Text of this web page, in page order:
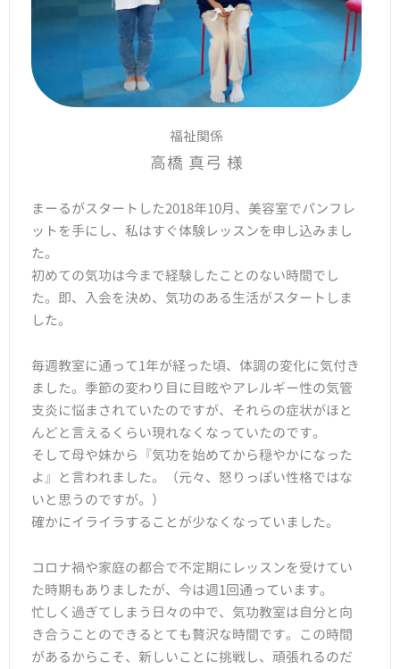
福祉関係
高橋 真弓 様
まーるがスタートした2018年10月、美容室でパンフレ
ットを手にし、私はすぐ体験レッスンを申し込みまし
た。
初めての気功は今まで経験したことのない時間でし
た。即、入会を決め、気功のある生活がスタートしま
した。
毎週教室に通って1年が経った頃、体調の変化に気付き
ました。季節の変わり目に目眩やアレルギー性の気管
支炎に悩まされていたのですが、それらの症状がほと
んどと言えるくらい現れなくなっていたのです。
そして母や妹から『気功を始めてから穏やかになった
よ』と言われました。（元々、怒りっぽい性格ではな
いと思うのですが。）
確かにイライラすることが少なくなっていました。
コロナ禍や家庭の都合で不定期にレッスンを受けてい
た時期もありましたが、今は週1回通っています。
忙しく過ぎてしまう日々の中で、気功教室は自分と向
き合うことのできるとても贅沢な時間です。この時間
があるからこそ、新しいことに挑戦し、頑張れるのだ